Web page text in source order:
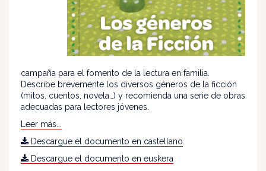
campaña para el fomento de la lectura en familia.
Describe brevemente los diversos géneros de la ficción
(mitos, cuentos, novela…) y recomienda una serie de obras
adecuadas para lectores jóvenes.
Leer más...
Descargue el documento en castellano
Descargue el documento en euskera